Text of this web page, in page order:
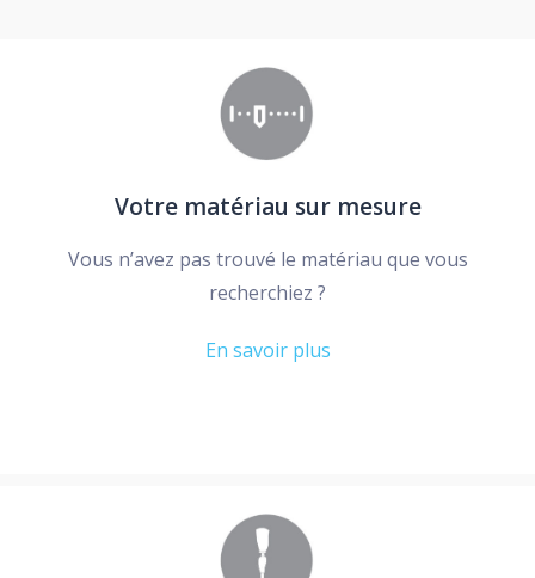
Votre matériau sur mesure
Vous n’avez pas trouvé le matériau que vous
recherchiez ?
En savoir plus